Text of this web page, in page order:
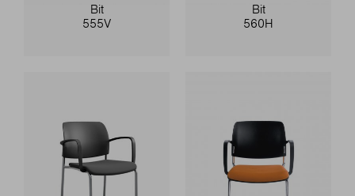
Bit
555V
Bit
560H